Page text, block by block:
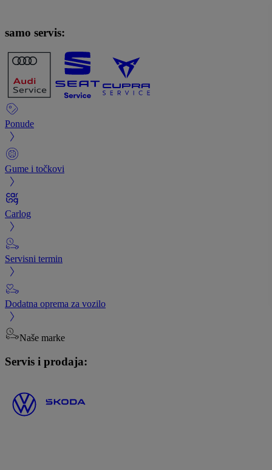
samo servis:
Ponude
Gume i točkovi
Carlog
Servisni termin
Dodatna oprema za vozilo
Naše marke
Servis i prodaja: